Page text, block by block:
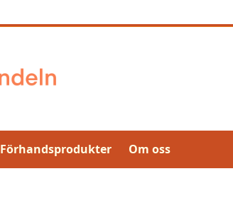
Förhandsprodukter Om oss